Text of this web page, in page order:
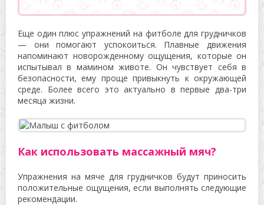
Еще один плюс упражнений на фитболе для грудничков
— они помогают успокоиться. Плавные движения
напоминают новорожденному ощущения, которые он
испытывал в мамином животе. Он чувствует себя в
безопасности, ему проще привыкнуть к окружающей
среде. Более всего это актуально в первые два-три
месяца жизни.
Как использовать массажный мяч?
Упражнения на мяче для грудничков будут приносить
положительные ощущения, если выполнять следующие
рекомендации.